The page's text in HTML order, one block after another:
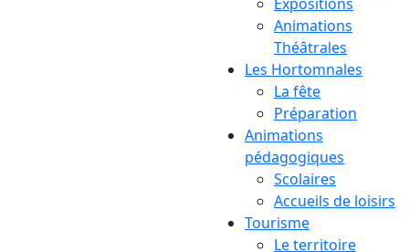
Animations
Théâtrales
Les Hortomnales
La fête
Préparation
Animations
pédagogiques
Scolaires
Accueils de loisirs
Tourisme
Le territoire